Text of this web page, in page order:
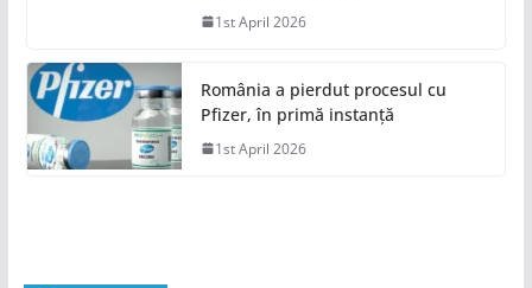
1st April 2026
România a pierdut procesul cu
Pfizer, în primă instanță
1st April 2026